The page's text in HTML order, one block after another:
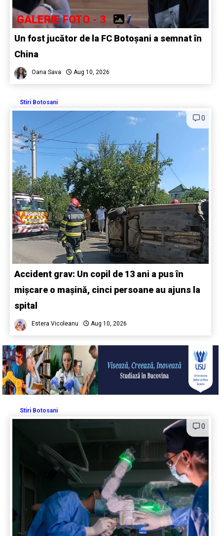
GALERIE FOTO - 3
Un fost jucător de la FC Botoșani a semnat în
China
Oana Sava Aug 10, 2026
Stiri Botosani
0
Accident grav: Un copil de 13 ani a pus în
mișcare o mașină, cinci persoane au ajuns la
spital
Estera Vicoleanu Aug 10, 2026
Stiri Botosani
0